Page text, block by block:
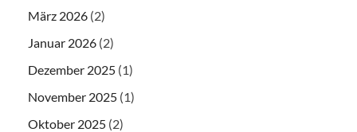
März 2026 (2)
Januar 2026 (2)
Dezember 2025 (1)
November 2025 (1)
Oktober 2025 (2)